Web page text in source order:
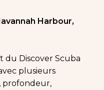
Harbour,
du Discover Scuba
plusieurs
profondeur,